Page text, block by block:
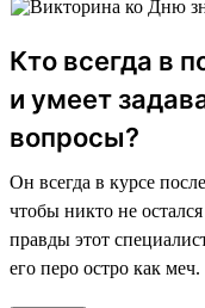
Кто всегда в
и умеет
вопросы?
Он всегда в курсе
чтобы никто не
правды этот
его перо остро как меч.